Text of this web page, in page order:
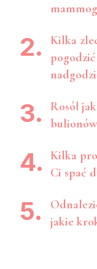
Kilka
Rosół
bulionów
Kilka
Ci spać
jakie